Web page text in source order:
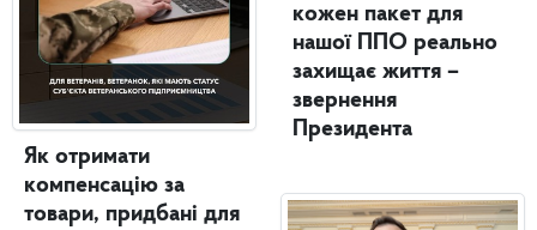
Як отримати
компенсацію за
товари, придбані для
кожен пакет для
нашої ППО реально
захищає життя –
звернення
Президента